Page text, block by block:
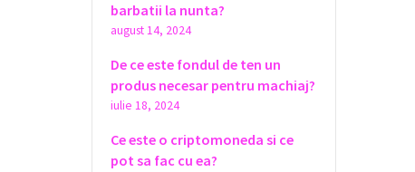
barbatii la nunta?
august 14, 2024
De ce este fondul de ten un
produs necesar pentru machiaj?
iulie 18, 2024
Ce este o criptomoneda si ce
pot sa fac cu ea?